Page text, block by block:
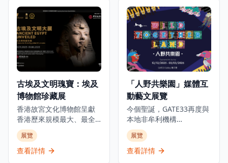
者深入了解這位足球傳奇
巨星的世界，展出個人珍
藏品、互動展示和沉浸式
展覽，包括他的獎盃、球
衣、簽名物品等珍貴收
藏。博物館位於K11
MUSEA，不僅展示C朗拿
索他的個人生活和成長歷
程，讓參觀者全面了解這
位足球巨星的傳奇故事。
無論是足球迷、體育愛好
者還是想要了解足球文化
的遊客，都能在這個博物
館中找到屬於自己的樂
趣，感受足球運動的魅力
情、脆弱的美」展覽，探
索這位文學巨匠與淺水灣
酒店這座地標的深厚聯
繫。展覽將於2025年10月
1日至2026年3月1日舉
行，邀請觀眾穿梭淺水灣
酒店的歷史與張愛玲的文
為這位中國文壇傳奇的靈
感來源，在時代流轉中如
何啟發她的創作。是次展
覽將展出多件珍貴藏品，
包括1941年的酒店菜單、
歷史照片及從未曝光的資
料，見證淺水灣酒店的輝
煌歷史。除此之外，展覽
古埃及文明瑰寶：埃及
博物館珍藏展
香港故宮文化博物館呈獻
香港歷來規模最大、最全
面及展期最長的古埃及珍
寶展覽。這個里程碑式的
展覽與埃及最高文物委員
展覽
查看詳情
「人野共樂園」媒體互
動藝文展覽
今個聖誕，GATE33再度與
本地非牟利機構
ALAN（ARTISTS who
LOVE ANIMALS &
NATURE）攜手呈獻極具意
展覽
查看詳情